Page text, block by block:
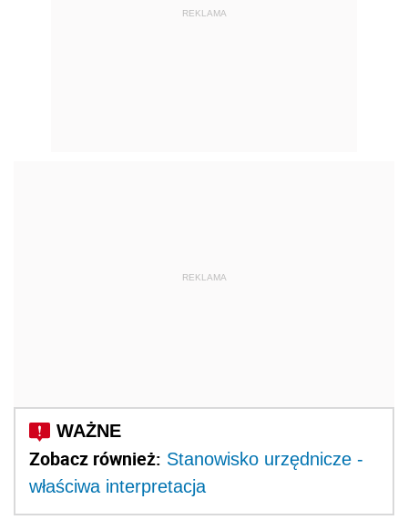
REKLAMA
REKLAMA
Zobacz również: Stanowisko urzędnicze -
właściwa interpretacja